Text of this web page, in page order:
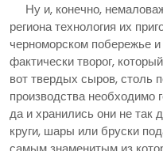
Ну и, конечно,
региона технология их
черноморском побережье
фактически творог,
вот твердых сыров, столь
производства необходимо
да и хранились они не так
круги, шары или бруски